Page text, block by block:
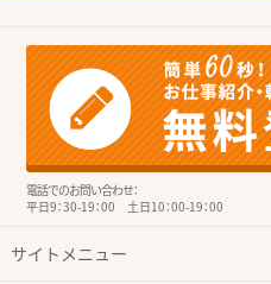
電話でのお問い合わせ：
平日9：30-19：00 土日10：00-19：00
サイトメニュー